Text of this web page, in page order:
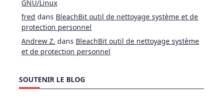
GNU/Linux
fred dans BleachBit outil de nettoyage système et de
protection personnel
Andrew Z. dans BleachBit outil de nettoyage système
et de protection personnel
SOUTENIR LE BLOG